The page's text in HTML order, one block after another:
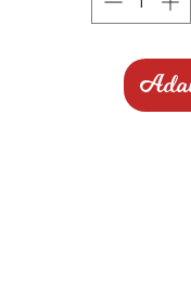
diferită te rugăm să
Instagram,